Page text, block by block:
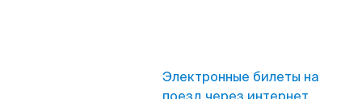
Электронные билеты на